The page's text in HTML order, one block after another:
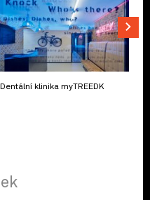
Dentální klinika myTREEDK